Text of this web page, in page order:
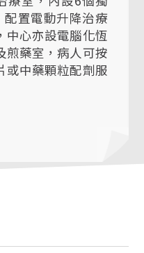
置電動升降治療
中心亦設電腦化恆
煎藥室，病人可按
或中藥顆粒配劑服